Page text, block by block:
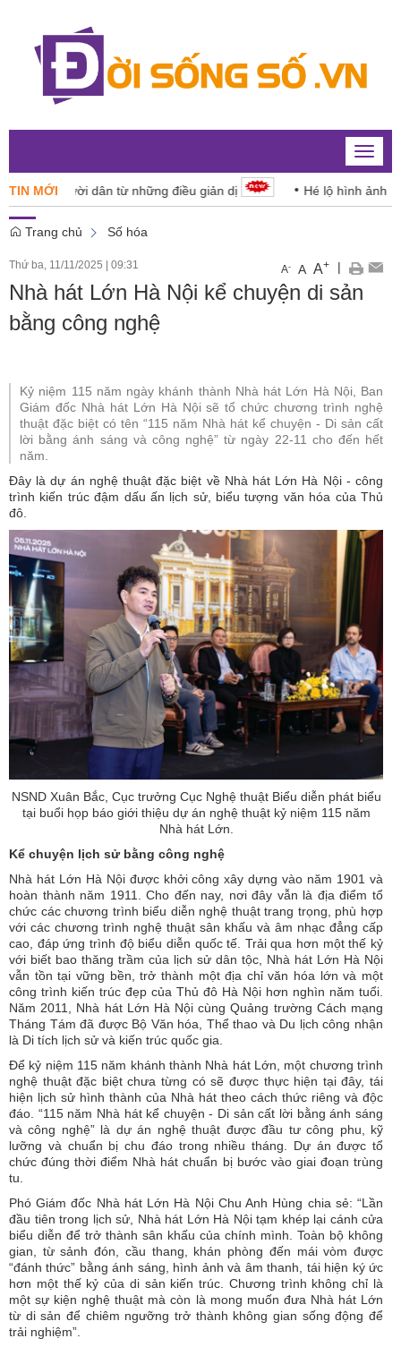
Toggle
TIN MỚI
người dân từ những điều giản dị Hé lộ hình ảnh Mặt
Trang chủ Số hóa
Thứ ba, 11/11/2025 09:31 A- A A+ |
Nhà hát Lớn Hà Nội kể chuyện di sản
bằng công nghệ
Kỷ niệm 115 năm ngày khánh thành Nhà hát Lớn Hà Nội, Ban
Giám đốc Nhà hát Lớn Hà Nội sẽ tổ chức chương trình nghệ
thuật đặc biệt có tên “115 năm Nhà hát kể chuyện - Di sản cất
lời bằng ánh sáng và công nghệ” từ ngày 22-11 cho đến hết
năm.
Đây là dự án nghệ thuật đặc biệt về Nhà hát Lớn Hà Nội - công
trình kiến trúc đậm dấu ấn lịch sử, biểu tượng văn hóa của Thủ
đô.
NSND Xuân Bắc, Cục trưởng Cục Nghệ thuật Biểu diễn phát biểu
tại buổi họp báo giới thiệu dự án nghệ thuật kỷ niệm 115 năm
Nhà hát Lớn.
Kể chuyện lịch sử bằng công nghệ
Nhà hát Lớn Hà Nội được khởi công xây dựng vào năm 1901 và
hoàn thành năm 1911. Cho đến nay, nơi đây vẫn là địa điểm tổ
chức các chương trình biểu diễn nghệ thuật trang trọng, phù hợp
với các chương trình nghệ thuật sân khấu và âm nhạc đẳng cấp
cao, đáp ứng trình độ biểu diễn quốc tế. Trải qua hơn một thế kỷ
với biết bao thăng trầm của lịch sử dân tộc, Nhà hát Lớn Hà Nội
vẫn tồn tại vững bền, trở thành một địa chỉ văn hóa lớn và một
công trình kiến trúc đẹp của Thủ đô Hà Nội hơn nghìn năm tuổi.
Năm 2011, Nhà hát Lớn Hà Nội cùng Quảng trường Cách mạng
Tháng Tám đã được Bộ Văn hóa, Thể thao và Du lịch công nhận
là Di tích lịch sử và kiến trúc quốc gia.
Để kỷ niệm 115 năm khánh thành Nhà hát Lớn, một chương trình
nghệ thuật đặc biệt chưa từng có sẽ được thực hiện tại đây, tái
hiện lịch sử hình thành của Nhà hát theo cách thức riêng và độc
đáo. “115 năm Nhà hát kể chuyện - Di sản cất lời bằng ánh sáng
và công nghệ” là dự án nghệ thuật được đầu tư công phu, kỹ
lưỡng và chuẩn bị chu đáo trong nhiều tháng. Dự án được tổ
chức đúng thời điểm Nhà hát chuẩn bị bước vào giai đoạn trùng
tu.
Phó Giám đốc Nhà hát Lớn Hà Nội Chu Anh Hùng chia sẻ: “Lần
đầu tiên trong lịch sử, Nhà hát Lớn Hà Nội tạm khép lại cánh cửa
biểu diễn để trở thành sân khấu của chính mình. Toàn bộ không
gian, từ sảnh đón, cầu thang, khán phòng đến mái vòm được
“đánh thức” bằng ánh sáng, hình ảnh và âm thanh, tái hiện ký ức
hơn một thế kỷ của di sản kiến trúc. Chương trình không chỉ là
một sự kiện nghệ thuật mà còn là mong muốn đưa Nhà hát Lớn
từ di sản để chiêm ngưỡng trở thành không gian sống động để
trải nghiệm”.